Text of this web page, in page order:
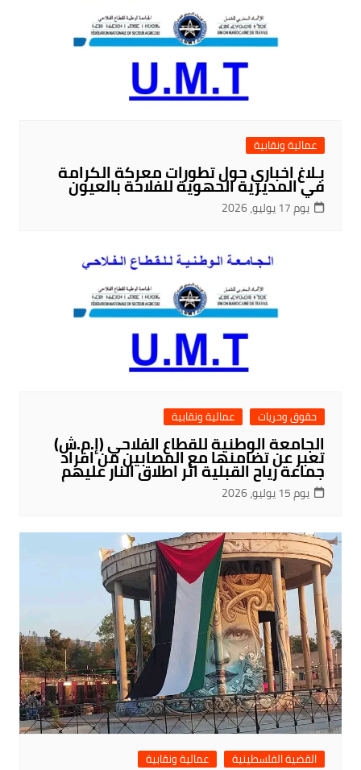
عمالية ونقابية
بـلاغ اخباري حول تطورات معركة الكرامة
في المديرية الحهوية للفلاحة بالعيون
يوم 17 يوليو، 2026
حقوق وحريات عمالية ونقابية
الجامعة الوطنية للقطاع الفلاحي (إ.م.ش)
تعبر عن تضامنها مع المصابين من افراد
جماعة رياح القبلية اثر اطلاق النار عليهم
يوم 15 يوليو، 2026
القضية الفلسطينية عمالية ونقابية